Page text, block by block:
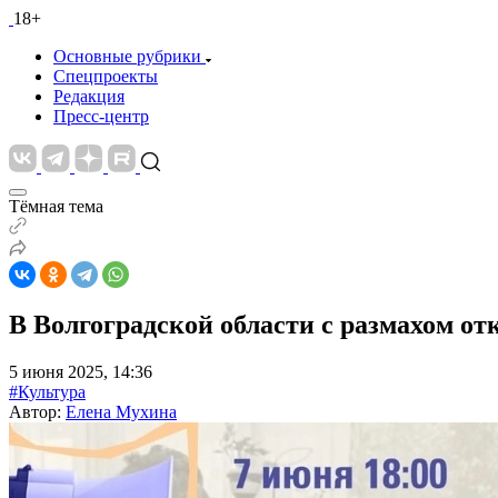
18+
Основные рубрики
Спецпроекты
Редакция
Пресс-центр
Тёмная тема
В Волгоградской области с размахом
5 июня 2025, 14:36
#Культура
Автор: Елена Мухина